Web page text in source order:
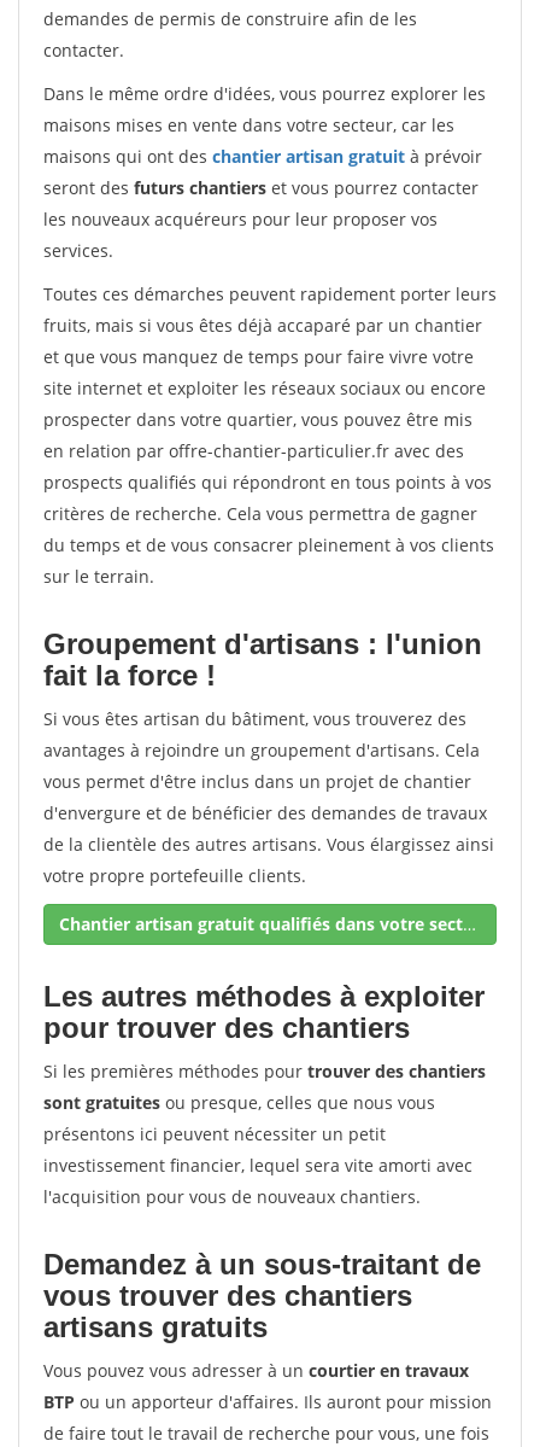
demandes de permis de construire afin de les
contacter.
Dans le même ordre d'idées, vous pourrez explorer les
maisons mises en vente dans votre secteur, car les
maisons qui ont des chantier artisan gratuit à prévoir
seront des futurs chantiers et vous pourrez contacter
les nouveaux acquéreurs pour leur proposer vos
services.
Toutes ces démarches peuvent rapidement porter leurs
fruits, mais si vous êtes déjà accaparé par un chantier
et que vous manquez de temps pour faire vivre votre
site internet et exploiter les réseaux sociaux ou encore
prospecter dans votre quartier, vous pouvez être mis
en relation par offre-chantier-particulier.fr avec des
prospects qualifiés qui répondront en tous points à vos
critères de recherche. Cela vous permettra de gagner
du temps et de vous consacrer pleinement à vos clients
sur le terrain.
Groupement d'artisans : l'union
fait la force !
Si vous êtes artisan du bâtiment, vous trouverez des
avantages à rejoindre un groupement d'artisans. Cela
vous permet d'être inclus dans un projet de chantier
d'envergure et de bénéficier des demandes de travaux
de la clientèle des autres artisans. Vous élargissez ainsi
votre propre portefeuille clients.
Chantier artisan gratuit qualifiés dans votre secteur !
Les autres méthodes à exploiter
pour trouver des chantiers
Si les premières méthodes pour trouver des chantiers
sont gratuites ou presque, celles que nous vous
présentons ici peuvent nécessiter un petit
investissement financier, lequel sera vite amorti avec
l'acquisition pour vous de nouveaux chantiers.
Demandez à un sous-traitant de
vous trouver des chantiers
artisans gratuits
Vous pouvez vous adresser à un courtier en travaux
BTP ou un apporteur d'affaires. Ils auront pour mission
de faire tout le travail de recherche pour vous, une fois